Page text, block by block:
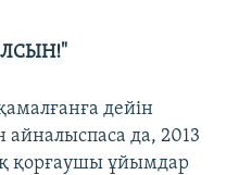
дейін
да, 2013
қорғаушы ұйымдар